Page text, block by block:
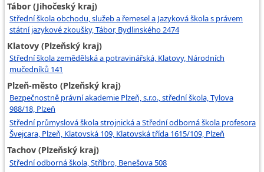
Tábor (Jihočeský kraj)
Střední škola obchodu, služeb a řemesel a Jazyková škola s právem
státní jazykové zkoušky, Tábor, Bydlinského 2474
Klatovy (Plzeňský kraj)
Střední škola zemědělská a potravinářská, Klatovy, Národních
mučedníků 141
Plzeň-město (Plzeňský kraj)
Bezpečnostně právní akademie Plzeň, s.r.o., střední škola, Tylova
988/18, Plzeň
Střední průmyslová škola strojnická a Střední odborná škola profesora
Švejcara, Plzeň, Klatovská 109, Klatovská třída 1615/109, Plzeň
Tachov (Plzeňský kraj)
Střední odborná škola, Stříbro, Benešova 508